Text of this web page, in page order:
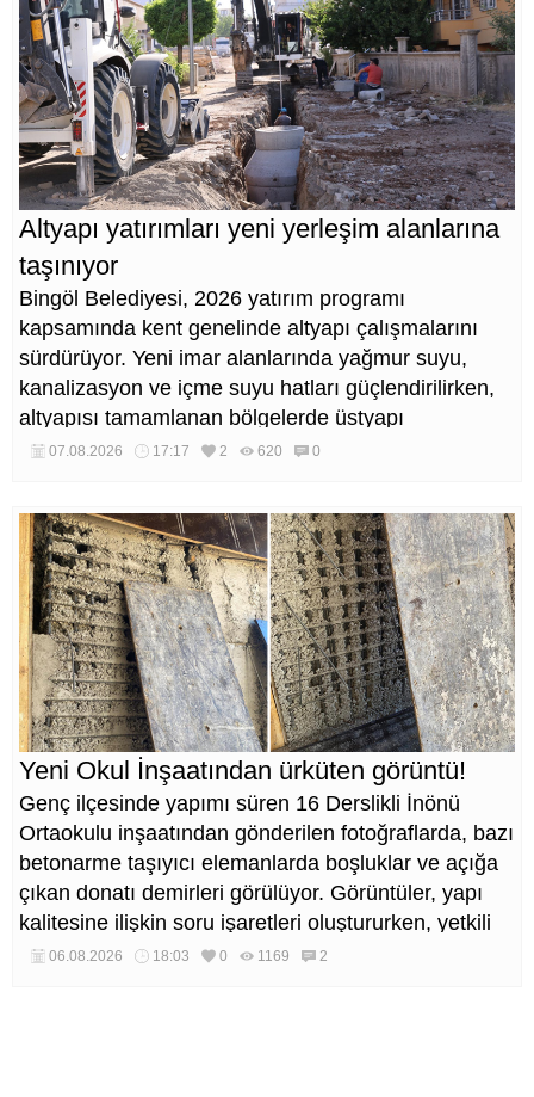
Altyapı yatırımları yeni yerleşim alanlarına
taşınıyor
Bingöl Belediyesi, 2026 yatırım programı
kapsamında kent genelinde altyapı çalışmalarını
sürdürüyor. Yeni imar alanlarında yağmur suyu,
kanalizasyon ve içme suyu hatları güçlendirilirken,
altyapısı tamamlanan bölgelerde üstyapı
düzenlemeleri de eş zamanlı yürütülüyor.
07.08.2026 17:17 2 620 0
Yeni Okul İnşaatından ürküten görüntü!
Genç ilçesinde yapımı süren 16 Derslikli İnönü
Ortaokulu inşaatından gönderilen fotoğraflarda, bazı
betonarme taşıyıcı elemanlarda boşluklar ve açığa
çıkan donatı demirleri görülüyor. Görüntüler, yapı
kalitesine ilişkin soru işaretleri oluştururken, yetkili
kurumların teknik inceleme yapması çağrısı yapıldı.
06.08.2026 18:03 0 1169 2